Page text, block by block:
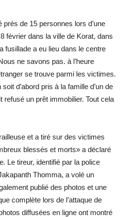
de 15 personnes lors d’une
février dans la ville de Korat, dans
fusillade a eu lieu dans le centre
ne savons pas. à l’heure
se trouve parmi les victimes.
d’abord pris à la famille d’un de
refusé un prêt immobilier. Tout cela
et a tiré sur des victimes
blessés et morts» a déclaré
Le tireur, identifié par la police
Thomma, a volé un
publié des photos et une
complète lors de l’attaque de
diffusées en ligne ont montré